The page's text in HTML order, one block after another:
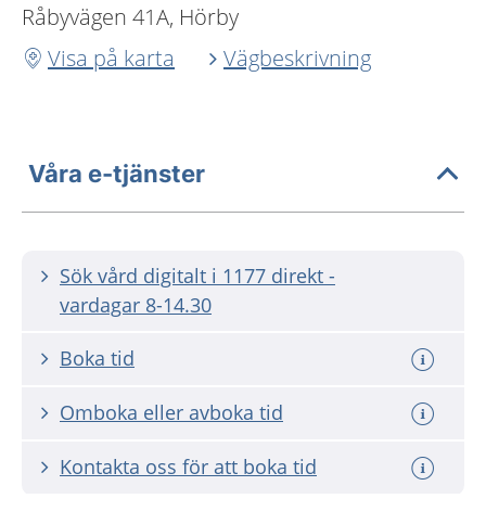
Råbyvägen 41A, Hörby
Visa på karta
Vägbeskrivning
Våra e-tjänster
Sök vård digitalt i 1177 direkt -
vardagar 8-14.30
Boka tid
Omboka eller avboka tid
Kontakta oss för att boka tid